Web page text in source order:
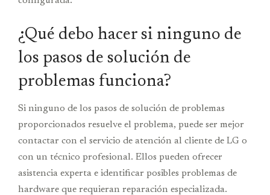
¿Qué debo hacer si ninguno de
los pasos de solución de
problemas funciona?
Si ninguno de los pasos de solución de problemas
proporcionados resuelve el problema, puede ser mejor
contactar con el servicio de atención al cliente de LG o
con un técnico profesional. Ellos pueden ofrecer
asistencia experta e identificar posibles problemas de
hardware que requieran reparación especializada.